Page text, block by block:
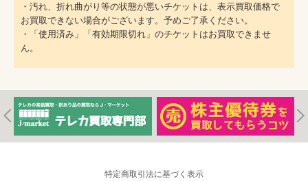
・汚れ、折れ曲がり等の状態が悪いチケットは、表示買取価格で
お買取できない場合がございます。予めご了承ください。
・「使用済み」「有効期限切れ」のチケットはお買取できませ
ん。
特定商取引法に基づく表示